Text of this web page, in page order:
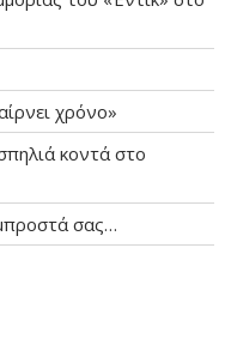
χρόνο»
κοντά στο
σας…